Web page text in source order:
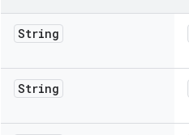
String
String